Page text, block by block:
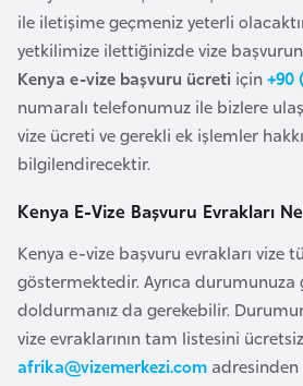
ile iletişime geçmeniz yeterli
yetkilimize ilettiğinizde vize
Kenya e-vize başvuru ücreti için+90
numaralı telefonumuz ile bizlere
vize ücreti ve gerekli ek işlemler
bilgilendirecektir.
Kenya E-Vize Başvuru Evrakları
Kenya e-vize başvuru evrakları vize
göstermektedir. Ayrıca durumunuza
doldurmanız da gerekebilir.
vize evraklarının tam listesini
afrika@vizemerkezi.com
F
a
s
o
Ç
d
Ç
e
k
C